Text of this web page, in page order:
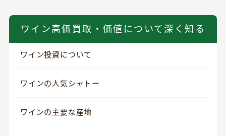
ワイン高価買取・価値について深く知る
ワイン投資について
ワインの人気シャトー
ワインの主要な産地